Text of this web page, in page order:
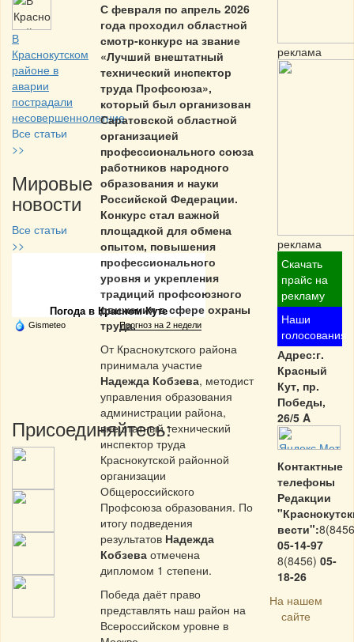
В
Краснокутском
районе в
аварии
пострадали
несовершеннолетние
Все статьи
>>
Мировые
новости
Все статьи
>>
Частная реклама
Погода в Красном Куте
Gismeteo Прогноз на 2 недели
Присоединяйтесь:
С февраля по апрель 2026
года проходил областной
смотр-конкурс на звание
«Лучший внештатный
технический инспектор
труда Профсоюза»,
который был организован
Саратовской областной
организацией
профессионального союза
работников народного
образования и науки
Российской Федерации.
Конкурс стал важной
площадкой для обмена
опытом, повышения
профессионального
уровня и укрепления
традиций профсоюзного
движения в сфере охраны
труда.
От Краснокутского района
принимала участие
Надежда Кобзева, методист
управления образования
администрации района,
внештатный технический
инспектор труда
Краснокутской районной
организации
Общероссийского
Профсоюза образования. По
итогу подведения
результатов Надежда
Кобзева отмечена
дипломом 1 степени.
Победа даёт право
представлять наш район на
Всероссийском уровне в
реклама
реклама
Скачать
прайс на
рекламу
Наши
голосования
Адрес:г.
Красный
Кут, пр.
Победы,
26/5 A
Контактные
телефоны
Редакции
вести":
05-14-97
8(8456) 05-
18-26
На нашем
сайте